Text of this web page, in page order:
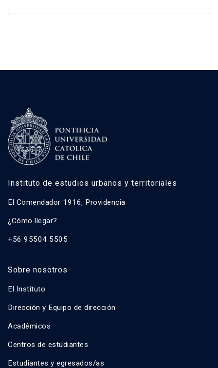
Instituto de estudios urbanos y territoriales
El Comendador 1916, Providencia
¿Cómo llegar?
+56 95504 5505
Sobre nosotros
El Instituto
Dirección y Equipo de dirección
Académicos
Centros de estudiantes
Estudiantes y egresados/as